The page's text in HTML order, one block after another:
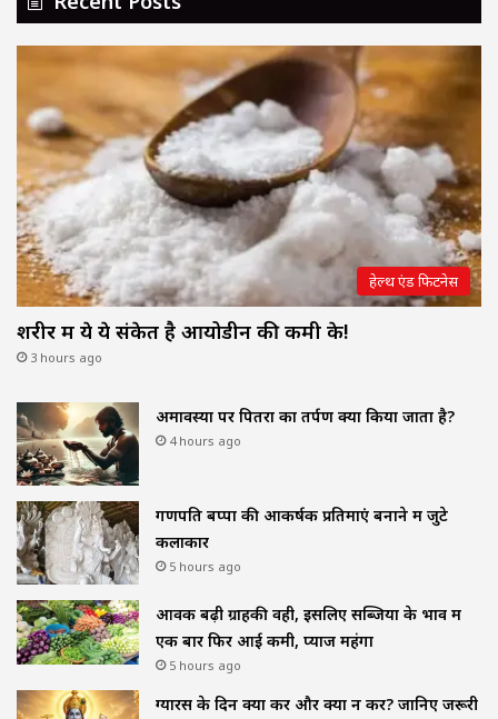
हेल्थ एंड फिटनेस
शरीर में ये ये संकेत है आयोडीन की कमी के!
3 hours ago
अमावस्या पर पितरों का तर्पण क्यों किया जाता है?
4 hours ago
गणपति बप्पा की आकर्षक प्रतिमाएं बनाने में जुटे
कलाकार
5 hours ago
आवक बढ़ी ग्राहकी वही, इसलिए सब्जियों के भाव में
एक बार फिर आई कमी, प्याज महंगा
5 hours ago
ग्यारस के दिन क्या करें और क्या न करें? जानिए जरूरी